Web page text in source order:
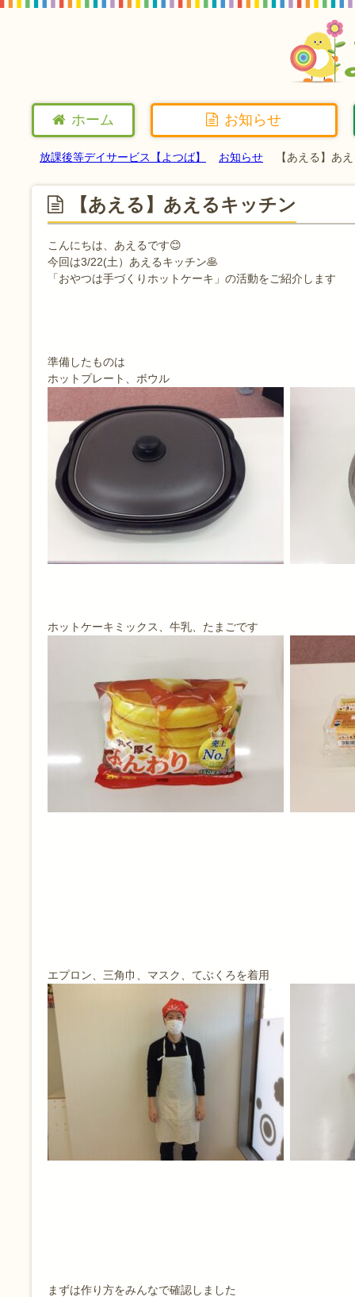
ホーム お知らせ
放課後等デイサービス【よつば】 お知らせ 【あえる】あ
【あえる】あえるキッチン
こんにちは、あえるです😊
今回は3/22(土）あえるキッチン🥞
「おやつは手づくりホットケーキ」の活動をご紹介します
準備したものは
ホットプレート、ボウル
ホットケーキミックス、牛乳、たまごです
エプロン、三角巾、マスク、てぶくろを着用
まずは作り方をみんなで確認しました